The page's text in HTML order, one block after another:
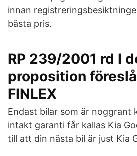
innan
bästa pris.
RP 239/2001 rd I
proposition
FINLEX
Endast bilar som är noggrant
intakt garanti får kallas Kia
till att din nästa bil är just Kia